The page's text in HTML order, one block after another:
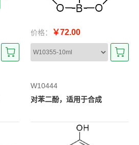
价格： ￥72.00
W10444
对苯二酚，适用于合成